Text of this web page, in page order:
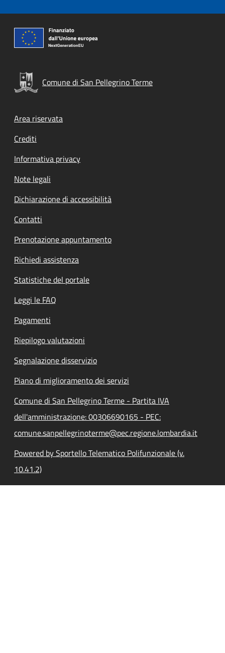
Comune di San Pellegrino Terme
Footer menu
Area riservata
Crediti
Informativa privacy
Note legali
Dichiarazione di accessibilità
Contatti
Prenotazione appuntamento
Richiedi assistenza
Statistiche del portale
Leggi le FAQ
Pagamenti
Riepilogo valutazioni
Segnalazione disservizio
Piano di miglioramento dei servizi
Comune di San Pellegrino Terme - Partita IVA
dell'amministrazione: 00306690165 - PEC:
comune.sanpellegrinoterme@pec.regione.lombardia.it
Powered by Sportello Telematico Polifunzionale (v.
10.41.2)